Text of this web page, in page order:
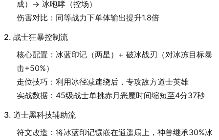
成）→ 冰咆哮（控场）
伤害对比：同等战力下单体输出提升1.8倍
2. 战士狂暴控制流
核心配置：冰蓝印记（两星）+ 破冰战刃（对冰冻目标暴
击+50%）
走位技巧：利用冰径减速绕后，专攻敌方道士英雄
实战数据：45级战士单挑赤月恶魔时间缩短至4分37秒
3. 道士黑科技辅助流
符文改造：将冰蓝印记镶嵌在逍遥扇上，神兽继承30%冰